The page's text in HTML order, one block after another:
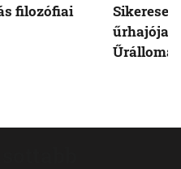
filozófiai
űrhajója